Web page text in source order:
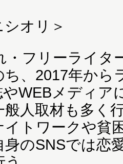
オリ＞
・フリーライタ
、2017年から
WEBメディア
般人取材も多く
イトワークや貧
身のSNSでは恋